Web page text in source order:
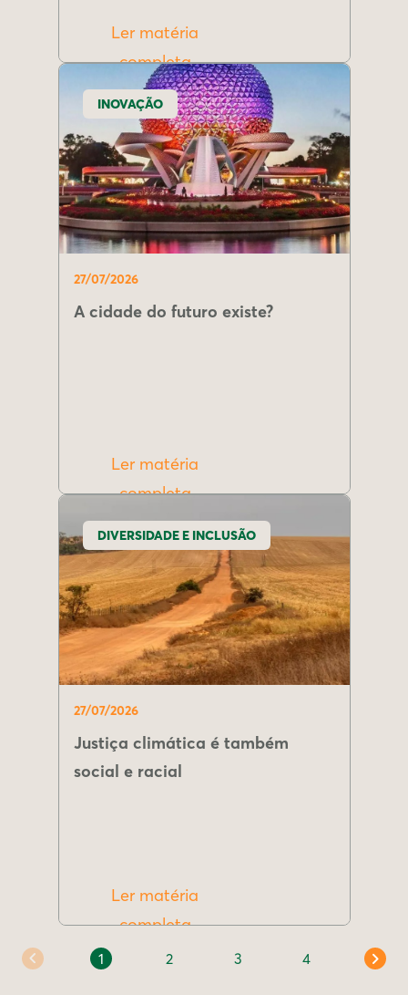
Ler matéria
completa
INOVAÇÃO
27/07/2026
A cidade do futuro existe?
Ler matéria
completa
DIVERSIDADE E INCLUSÃO
27/07/2026
Justiça climática é também
social e racial
Ler matéria
completa
1 2 3 4